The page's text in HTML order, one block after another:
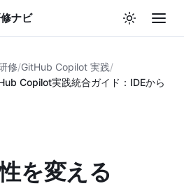
ナビ
修/GitHub Copilot 実践/
Copilot実践統合ガイド：IDEから
を変える